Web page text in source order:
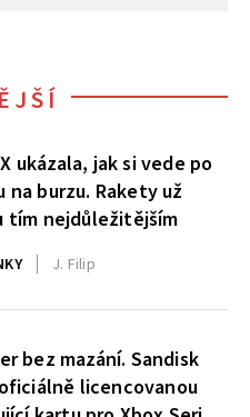
ukázala, jak si vede po
na burzu. Rakety už
tím nejdůležitějším
J. Filip
bez mazání. Sandisk
licencovanou